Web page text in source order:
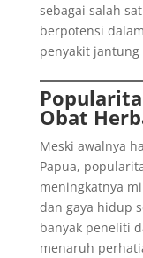
sebagai salah
berpotensi
penyakit
Obat
Meski awalnya
Papua,
meningkatnya
dan gaya hidup
banyak peneliti
menaruh